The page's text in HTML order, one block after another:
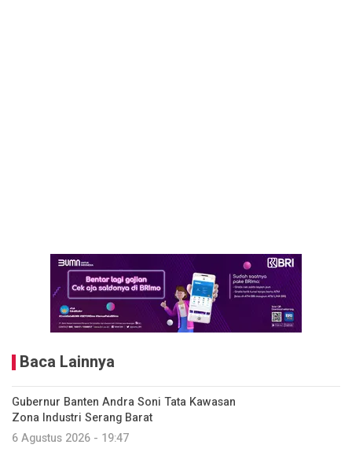
Baca Lainnya
Gubernur Banten Andra Soni Tata Kawasan
Zona Industri Serang Barat
6 Agustus 2026 - 19:47